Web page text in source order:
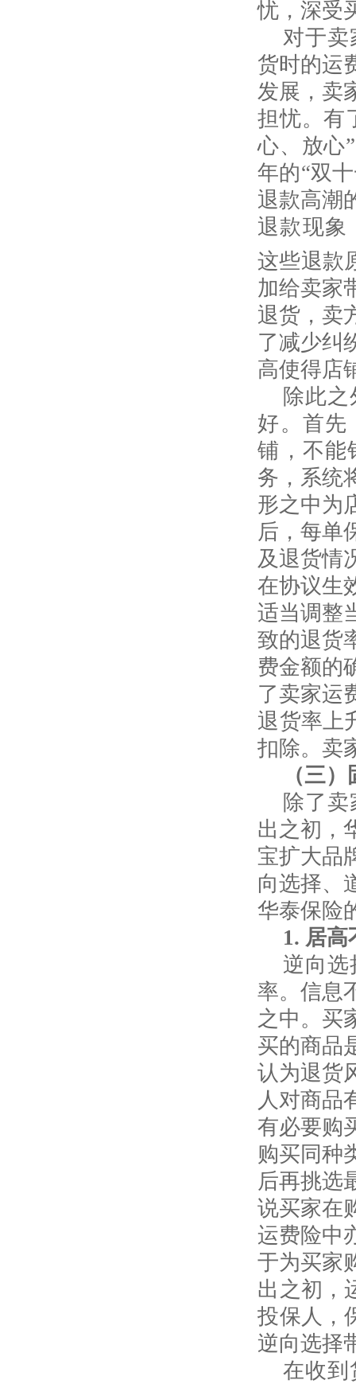
忧，深受
对于
货时的运
发展，卖
担忧。有
心、放心
年的“双
退款高潮
退款现象
这些退款
加给卖家
退货，卖
了减少纠
高使得店
除此
好。首先
铺，不能
务，系统
形之中为
后，每单
及退货情
在协议生
适当调整
致的退货
费金额的
了卖家运
退货率上
扣除。卖
（三
除了
出之初，
宝扩大品
向选择、
华泰保险
1. 居高
逆向选
率。信息
之中。买
买的商品
认为退货
人对商品
有必要购
购买同种
后再挑选
说买家在
运费险中
于为买家
出之初，
投保人，
逆向选择
在收到